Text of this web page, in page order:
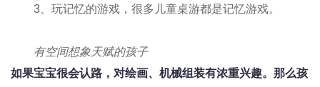
3、玩记忆的游戏，很多儿童桌游都是记忆游戏。
有空间想象天赋的孩子
如果宝宝很会认路，对绘画、机械组装有浓重兴趣。那么孩